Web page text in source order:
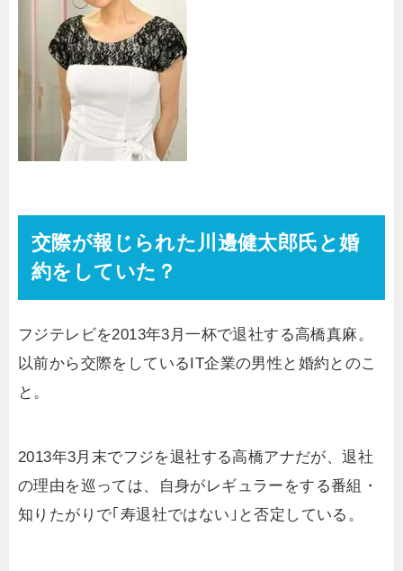
交際が報じられた川邊健太郎氏と婚
約をしていた？
フジテレビを2013年3月一杯で退社する高橋真麻。
以前から交際をしているIT企業の男性と婚約とのこ
と。
2013年3月末でフジを退社する高橋アナだが、退社
の理由を巡っては、自身がレギュラーをする番組・
知りたがりで｢寿退社ではない｣と否定している。